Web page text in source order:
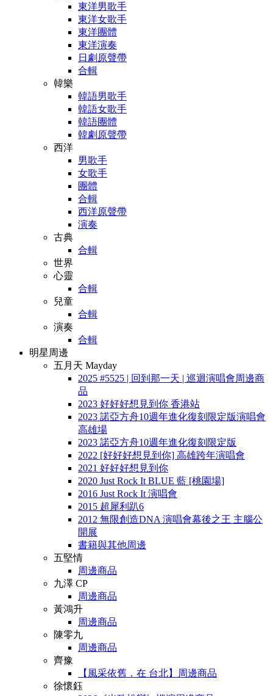
東洋男歌手
東洋女歌手
東洋團體
東洋演奏
日劇原聲帶
合輯
韓樂
韓語男歌手
韓語女歌手
韓語團體
韓劇原聲帶
西洋
男歌手
女歌手
團體
合輯
西洋原聲帶
演奏
古典
合輯
世界
心靈
合輯
兒童
合輯
演奏
合輯
明星周邊
五月天 Mayday
2025 #5525 | 回到那一天 | 巡迴演唱會周邊商
品
2023 好好好想見到你 香港站
2023 諾亞方舟10週年進化復刻限定版演唱會
高雄場
2023 諾亞方舟10週年進化復刻限定版
2022 [好好好想見到你] 高雄跨年演唱會
2021 好好好想見到你
2020 Just Rock It BLUE 藍 [桃園場]
2016 Just Rock It 演唱會
2015 超犀利趴6
2012 無限創造DNA 演唱會幕後之王 主腦公
開展
書籍與其他周邊
五堅情
周邊商品
九澤 CP
周邊商品
黃鴻升
周邊商品
陳零九
周邊商品
齊豫
【風采依舊．在 台北】周邊商品
徐懷鈺